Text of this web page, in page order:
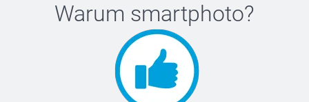
Warum smartphoto?